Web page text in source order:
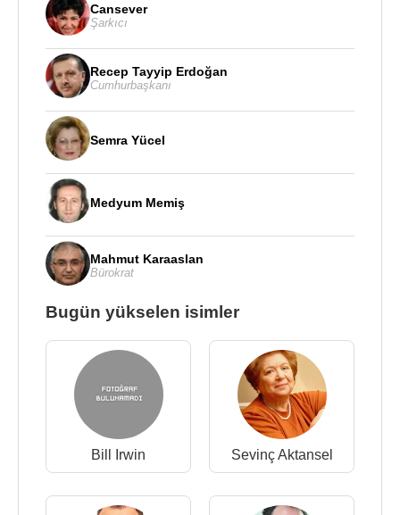
Cansever
Şarkıcı
Recep Tayyip Erdoğan
Cumhurbaşkanı
Semra Yücel
Medyum Memiş
Mahmut Karaaslan
Bürokrat
Bugün yükselen isimler
Bill Irwin Sevinç Aktansel